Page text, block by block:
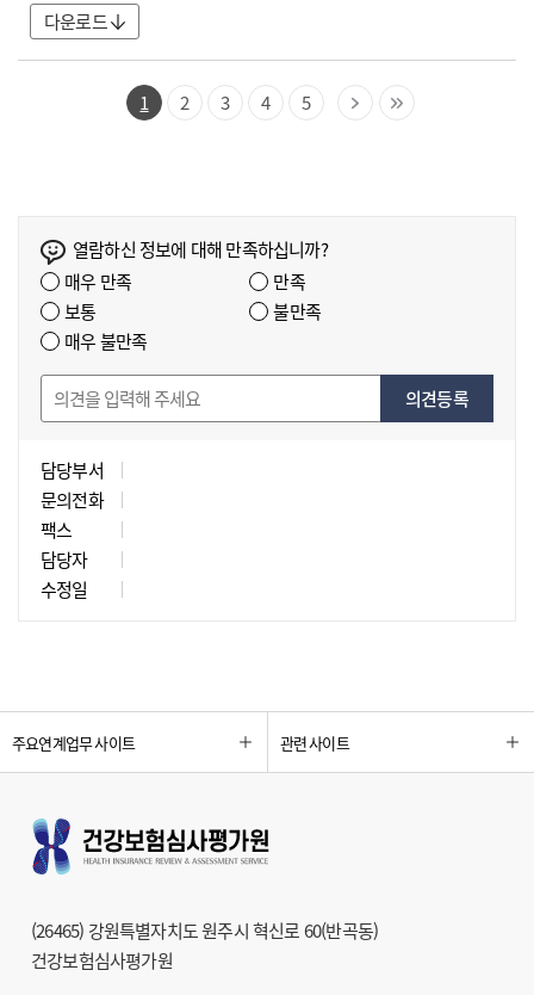
다운로드
1 2 3 4 5
열람하신 정보에 대해 만족하십니까?
매우 만족
만족
보통
불만족
매우 불만족
의견등록
담당부서
문의전화
팩스
담당자
수정일
주요연계업무 사이트 관련 사이트
(26465) 강원특별자치도 원주시 혁신로 60(반곡동)
건강보험심사평가원